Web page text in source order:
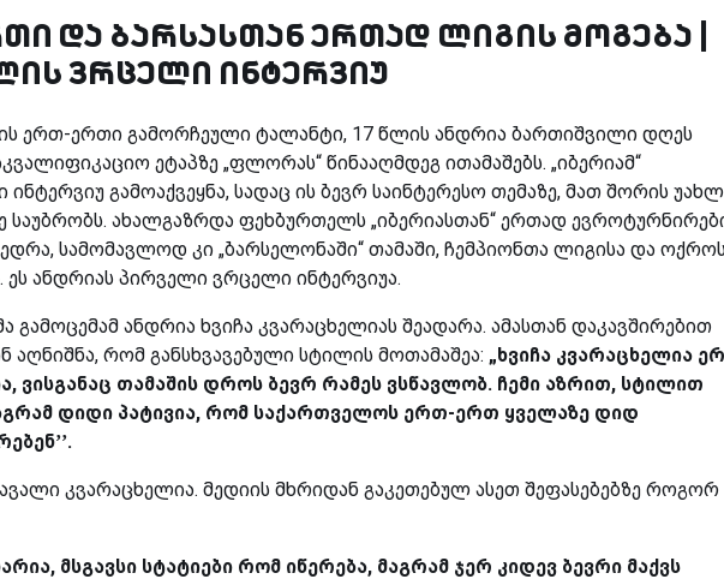
და ბარსასთან ერთად ლიგის მოგება |
ვრცელი ინტერვიუ
ერთ-ერთი გამორჩეული ტალანტი, 17 წლის ანდრია ბართიშვილი დღეს
ეტაპზე „ფლორას“ წინააღმდეგ ითამაშებს. „იბერიამ“
გამოაქვეყნა, სადაც ის ბევრ საინტერესო თემაზე, მათ შორის
საუბრობს. ახალგაზრდა ფეხბურთელს „იბერიასთან“ ერთად
სამომავლოდ კი „ბარსელონაში“ თამაში, ჩემპიონთა ლიგისა და
ეს ანდრიას პირველი ვრცელი ინტერვიუა.
გამოცემამ ანდრია ხვიჩა კვარაცხელიას შეადარა. ამასთან დაკავშირებით
აღნიშნა, რომ განსხვავებული სტილის მოთამაშეა: „ხვიჩა კვარაცხელია
ვისგანაც თამაშის დროს ბევრ რამეს ვსწავლობ. ჩემი აზრით, სტილით
დიდი პატივია, რომ საქართველოს ერთ-ერთ ყველაზე დიდ
კვარაცხელია. მედიის მხრიდან გაკეთებულ ასეთ შეფასებებზე როგორ
მსგავსი სტატიები რომ იწერება, მაგრამ ჯერ კიდევ ბევრი მაქვს